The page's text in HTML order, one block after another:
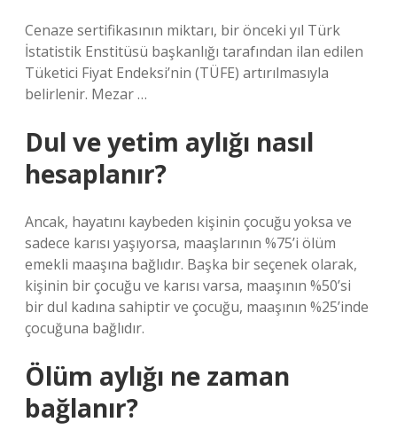
Cenaze sertifikasının miktarı, bir önceki yıl Türk
İstatistik Enstitüsü başkanlığı tarafından ilan edilen
Tüketici Fiyat Endeksi’nin (TÜFE) artırılmasıyla
belirlenir. Mezar …
Dul ve yetim aylığı nasıl
hesaplanır?
Ancak, hayatını kaybeden kişinin çocuğu yoksa ve
sadece karısı yaşıyorsa, maaşlarının %75’i ölüm
emekli maaşına bağlıdır. Başka bir seçenek olarak,
kişinin bir çocuğu ve karısı varsa, maaşının %50’si
bir dul kadına sahiptir ve çocuğu, maaşının %25’inde
çocuğuna bağlıdır.
Ölüm aylığı ne zaman
bağlanır?